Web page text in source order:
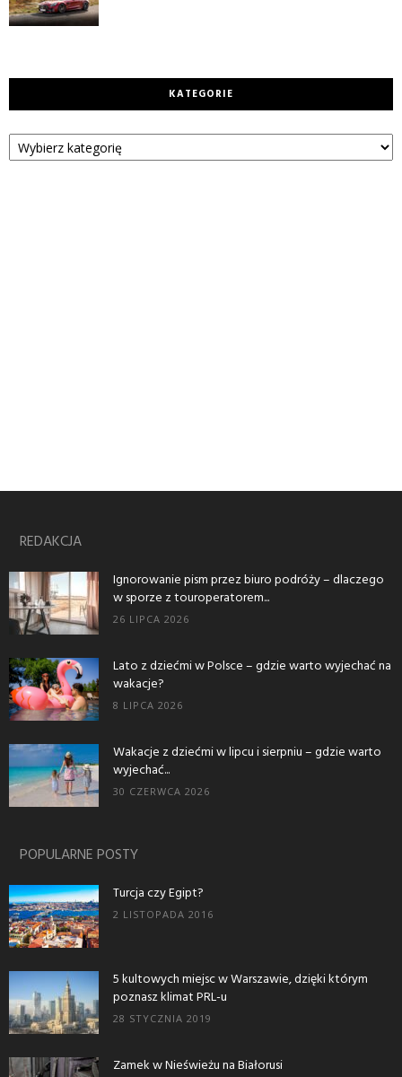
KATEGORIE
Kategorie
REDAKCJA
Ignorowanie pism przez biuro podróży – dlaczego
w sporze z touroperatorem...
26 LIPCA 2026
Lato z dziećmi w Polsce – gdzie warto wyjechać na
wakacje?
8 LIPCA 2026
Wakacje z dziećmi w lipcu i sierpniu – gdzie warto
wyjechać...
30 CZERWCA 2026
POPULARNE POSTY
Turcja czy Egipt?
2 LISTOPADA 2016
5 kultowych miejsc w Warszawie, dzięki którym
poznasz klimat PRL-u
28 STYCZNIA 2019
Zamek w Nieświeżu na Białorusi